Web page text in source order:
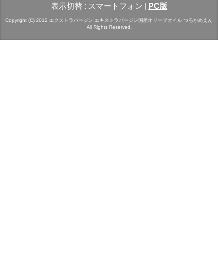
表示切替 : スマートフォン PC版
Copyright (C) 2012 エクストラバージン エキストラバージン国産オリーブオイル つるかめえん
All Rights Reserved.